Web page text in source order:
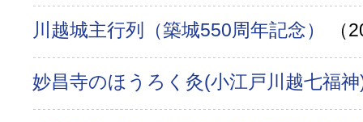
川越城主行列（築城550周年記念） （
妙昌寺のほうろく灸(小江戸川越七福